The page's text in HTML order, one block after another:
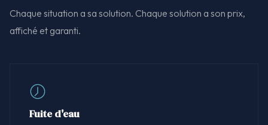
Chaque situation a sa solution. Chaque solution a son prix,
affiché et garanti.
Fuite d'eau